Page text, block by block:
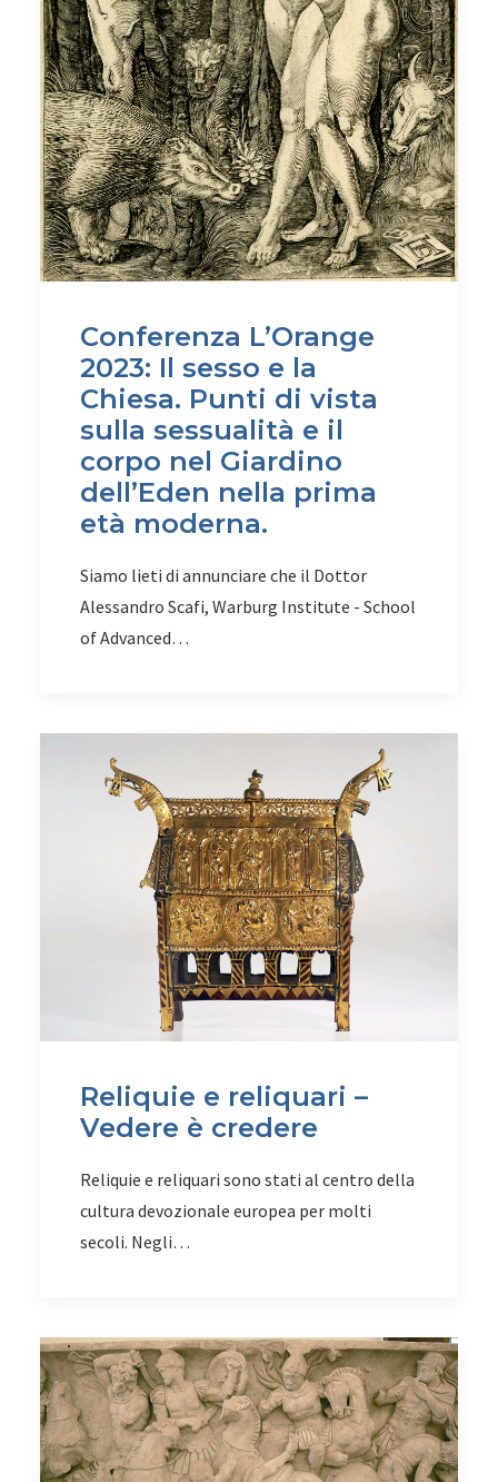
Conferenza L’Orange
2023: Il sesso e la
Chiesa. Punti di vista
sulla sessualità e il
corpo nel Giardino
dell’Eden nella prima
età moderna.
Siamo lieti di annunciare che il Dottor
Alessandro Scafi, Warburg Institute - School
of Advanced…
Reliquie e reliquari –
Vedere è credere
Reliquie e reliquari sono stati al centro della
cultura devozionale europea per molti
secoli. Negli…